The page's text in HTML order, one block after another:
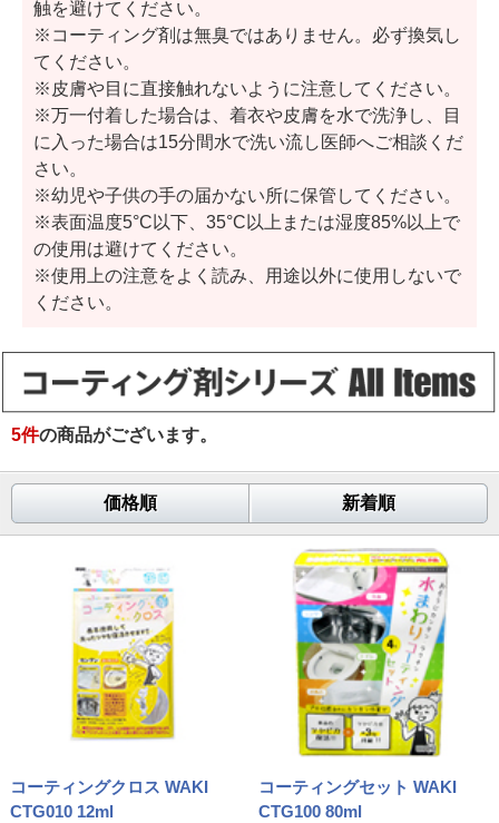
触を避けてください。
※コーティング剤は無臭ではありません。必ず換気し
てください。
※皮膚や目に直接触れないように注意してください。
※万一付着した場合は、着衣や皮膚を水で洗浄し、目
に入った場合は15分間水で洗い流し医師へご相談くだ
さい。
※幼児や子供の手の届かない所に保管してください。
※表面温度5°C以下、35°C以上または湿度85%以上で
の使用は避けてください。
※使用上の注意をよく読み、用途以外に使用しないで
ください。
5件の商品がございます。
価格順 新着順
コーティングクロス WAKI
CTG010 12ml
コーティングセット WAKI
CTG100 80ml